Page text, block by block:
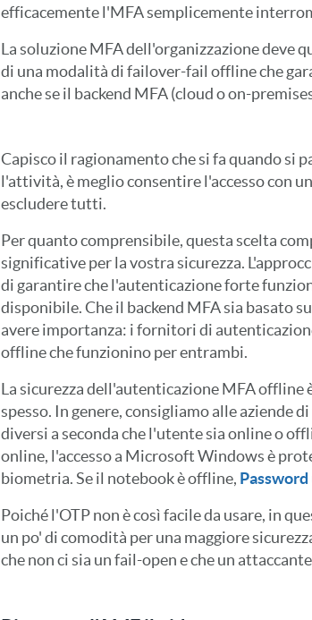
efficacemente l'MFA semplicemente
La soluzione MFA dell'organizzazione deve
di una modalità di failover-fail offline che
anche se il backend MFA (cloud o on-
Capisco il ragionamento che si fa quando si
l'attività, è meglio consentire l'accesso con
escludere tutti.
Per quanto comprensibile, questa scelta
significative per la vostra sicurezza.
di garantire che l'autenticazione forte
disponibile. Che il backend MFA sia basato
avere importanza: i fornitori di
offline che funzionino per entrambi.
La sicurezza dell'autenticazione MFA offline
spesso. In genere, consigliamo alle aziende
diversi a seconda che l'utente sia online o
online, l'accesso a Microsoft Windows è
biometria. Se il notebook è offline,
Poiché l'OTP non è così facile da usare, in
un po' di comodità per una maggiore
che non ci sia un fail-open e che un